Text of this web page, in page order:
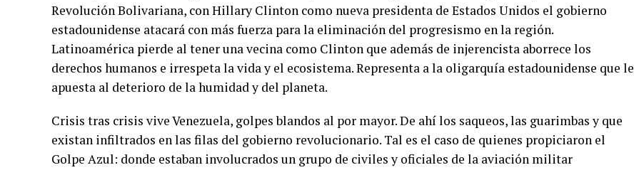
Revolución Bolivariana, con Hillary Clinton como nueva presidenta de Estados Unidos el gobierno
estadounidense atacará con más fuerza para la eliminación del progresismo en la región.
Latinoamérica pierde al tener una vecina como Clinton que además de injerencista aborrece los
derechos humanos e irrespeta la vida y el ecosistema. Representa a la oligarquía estadounidense que le
apuesta al deterioro de la humidad y del planeta.
Crisis tras crisis vive Venezuela, golpes blandos al por mayor. De ahí los saqueos, las guarimbas y que
existan infiltrados en las filas del gobierno revolucionario. Tal es el caso de quienes propiciaron el
Golpe Azul: donde estaban involucrados un grupo de civiles y oficiales de la aviación militar